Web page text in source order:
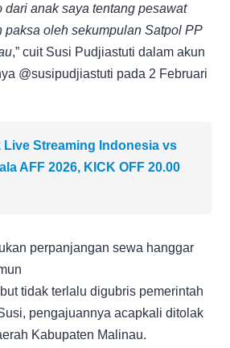
dari anak saya tentang pesawat
paksa oleh sekumpulan Satpol PP
,” cuit Susi Pudjiastuti dalam akun
@susipudjiastuti pada 2 Februari
Live Streaming Indonesia vs
AFF 2026, KICK OFF 20.00
perpanjangan sewa hanggar
tidak terlalu digubris pemerintah
pengajuannya acapkali ditolak
Kabupaten Malinau.